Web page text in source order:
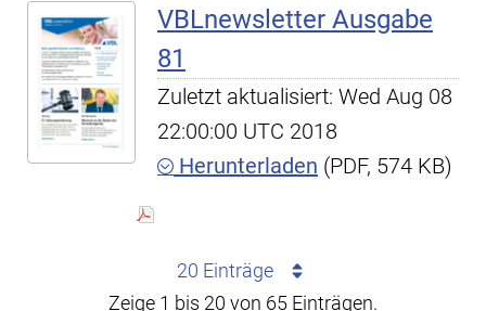
VBLnewsletter Ausgabe
81
Zuletzt aktualisiert: Wed Aug 08
22:00:00 UTC 2018
Herunterladen (PDF, 574 KB)
20 Einträge
Zeige 1 bis 20 von 65 Einträgen.